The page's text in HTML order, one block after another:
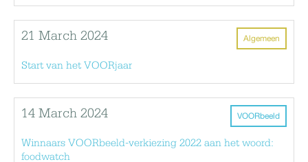
Algemeen
21 March 2024
Start van het VOORjaar
VOORbeeld
14 March 2024
Winnaars VOORbeeld-verkiezing 2022 aan het woord:
foodwatch